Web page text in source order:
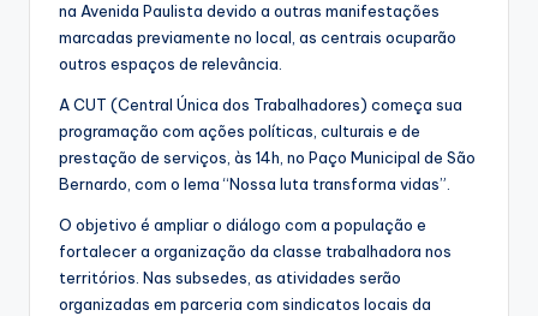
na Avenida Paulista devido a outras manifestações
marcadas previamente no local, as centrais ocuparão
outros espaços de relevância.
A CUT (Central Única dos Trabalhadores) começa sua
programação com ações políticas, culturais e de
prestação de serviços, às 14h, no Paço Municipal de São
Bernardo, com o lema “Nossa luta transforma vidas”.
O objetivo é ampliar o diálogo com a população e
fortalecer a organização da classe trabalhadora nos
territórios. Nas subsedes, as atividades serão
organizadas em parceria com sindicatos locais da